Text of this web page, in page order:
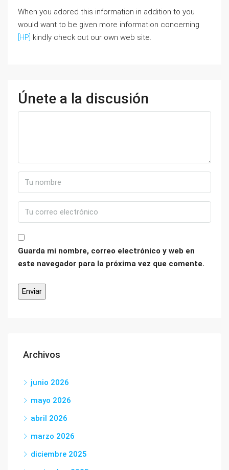
When you adored this information in addition to you
would want to be given more information concerning
[HP] kindly check out our own web site.
Únete a la discusión
Guarda mi nombre, correo electrónico y web en
este navegador para la próxima vez que comente.
Archivos
junio 2026
mayo 2026
abril 2026
marzo 2026
diciembre 2025